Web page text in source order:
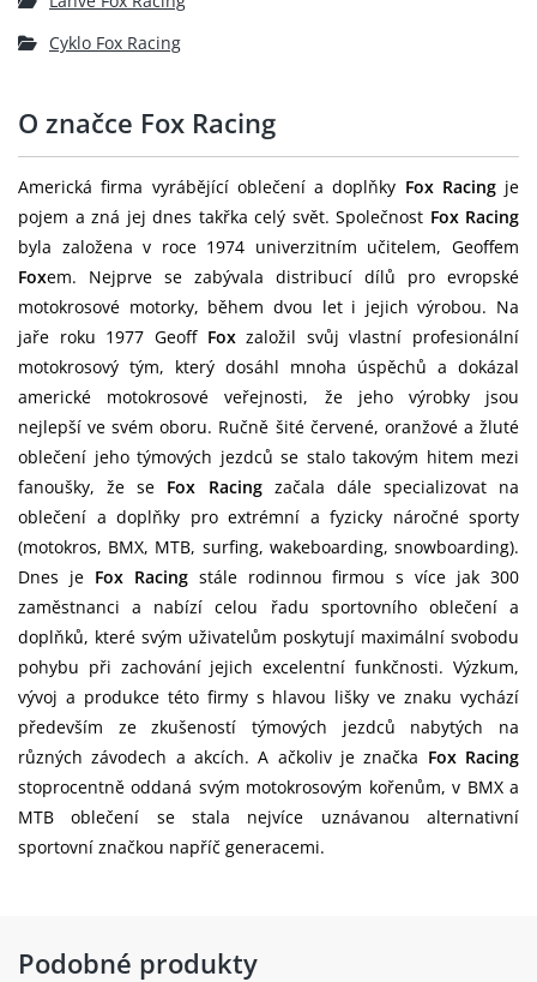
Cyklo Fox Racing
O značce Fox Racing
Americká firma vyrábějící oblečení a doplňky Fox Racingje
pojem a zná jej dnes takřka celý svět. Společnost Fox Racing
byla založena v roce 1974 univerzitním učitelem, Geoffem
Foxem. Nejprve se zabývala distribucí dílů pro evropské
motokrosové motorky, během dvou let i jejich výrobou. Na
jaře roku 1977 Geoff Foxzaložil svůj vlastní profesionální
motokrosový tým, který dosáhl mnoha úspěchů a dokázal
americké motokrosové veřejnosti, že jeho výrobky jsou
nejlepší ve svém oboru. Ručně šité červené, oranžové a žluté
oblečení jeho týmových jezdců se stalo takovým hitem mezi
fanoušky, že se Fox Racingzačala dále specializovat na
oblečení a doplňky pro extrémní a fyzicky náročné sporty
(motokros, BMX, MTB, surfing, wakeboarding, snowboarding).
Dnes je Fox Racingstále rodinnou firmou s více jak 300
zaměstnanci a nabízí celou řadu sportovního oblečení a
doplňků, které svým uživatelům poskytují maximální svobodu
pohybu při zachování jejich excelentní funkčnosti. Výzkum,
vývoj a produkce této firmy s hlavou lišky ve znaku vychází
především ze zkušeností týmových jezdců nabytých na
různých závodech a akcích. A ačkoliv je značka Fox Racing
stoprocentně oddaná svým motokrosovým kořenům, v BMX a
MTB oblečení se stala nejvíce uznávanou alternativní
sportovní značkou napříč generacemi.
Podobné produkty